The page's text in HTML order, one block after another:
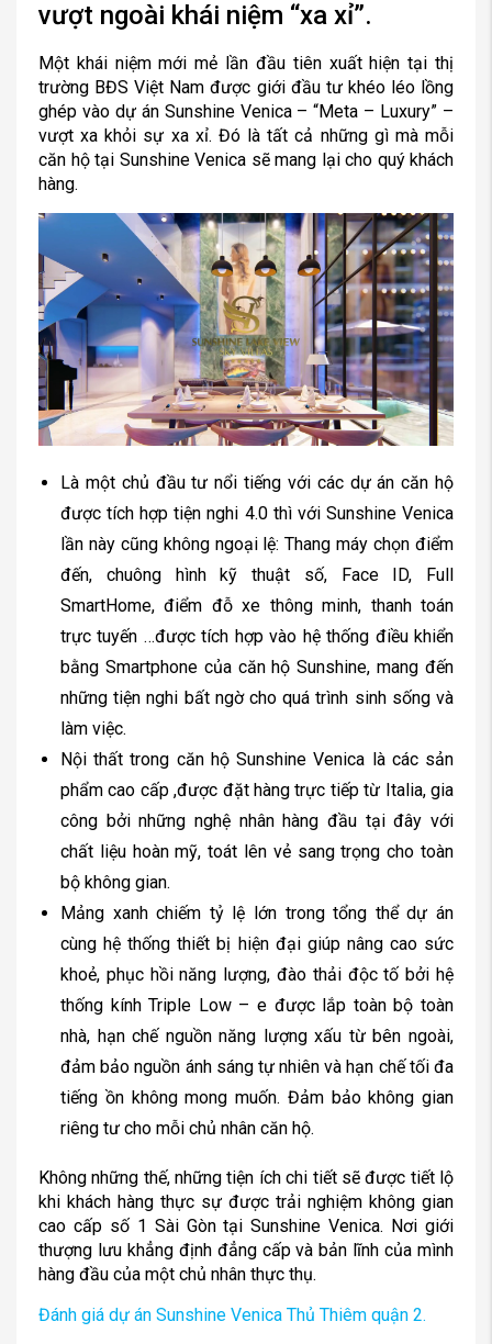
vượt ngoài khái niệm “xa xỉ”.
Một khái niệm mới mẻ lần đầu tiên xuất hiện tại thị
trường BĐS Việt Nam được giới đầu tư khéo léo lồng
ghép vào dự án Sunshine Venica – “Meta – Luxury” –
vượt xa khỏi sự xa xỉ. Đó là tất cả những gì mà mỗi
căn hộ tại Sunshine Venica sẽ mang lại cho quý khách
hàng.
Là một chủ đầu tư nổi tiếng với các dự án căn hộ
được tích hợp tiện nghi 4.0 thì với Sunshine Venica
lần này cũng không ngoại lệ: Thang máy chọn điểm
đến, chuông hình kỹ thuật số, Face ID, Full
SmartHome, điểm đỗ xe thông minh, thanh toán
trực tuyến …được tích hợp vào hệ thống điều khiển
bằng Smartphone của căn hộ Sunshine, mang đến
những tiện nghi bất ngờ cho quá trình sinh sống và
làm việc.
Nội thất trong căn hộ Sunshine Venica là các sản
phẩm cao cấp ,được đặt hàng trực tiếp từ Italia, gia
công bởi những nghệ nhân hàng đầu tại đây với
chất liệu hoàn mỹ, toát lên vẻ sang trọng cho toàn
bộ không gian.
Mảng xanh chiếm tỷ lệ lớn trong tổng thể dự án
cùng hệ thống thiết bị hiện đại giúp nâng cao sức
khoẻ, phục hồi năng lượng, đào thải độc tố bởi hệ
thống kính Triple Low – e được lắp toàn bộ toàn
nhà, hạn chế nguồn năng lượng xấu từ bên ngoài,
đảm bảo nguồn ánh sáng tự nhiên và hạn chế tối đa
tiếng ồn không mong muốn. Đảm bảo không gian
riêng tư cho mỗi chủ nhân căn hộ.
Không những thế, những tiện ích chi tiết sẽ được tiết lộ
khi khách hàng thực sự được trải nghiệm không gian
cao cấp số 1 Sài Gòn tại Sunshine Venica. Nơi giới
thượng lưu khẳng định đẳng cấp và bản lĩnh của mình
hàng đầu của một chủ nhân thực thụ.
Đánh giá dự án Sunshine Venica Thủ Thiêm quận 2.